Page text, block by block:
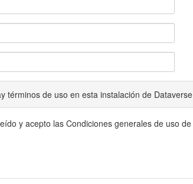
términos de uso en esta instalación de
y acepto las Condiciones generales de uso